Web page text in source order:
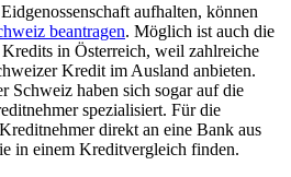
aufhalten, können
beantragen. Möglich ist auch die
in Österreich, weil zahlreiche
Kredit im Ausland anbieten.
Schweiz haben sich sogar auf die
spezialisiert. Für die
direkt an eine Bank aus
in einem Kreditvergleich finden.